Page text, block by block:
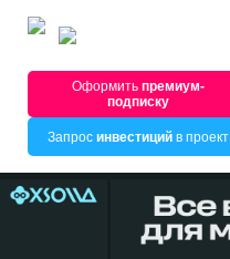
Оформитьпремиум-
подписку
Запрос инвестицийв проект